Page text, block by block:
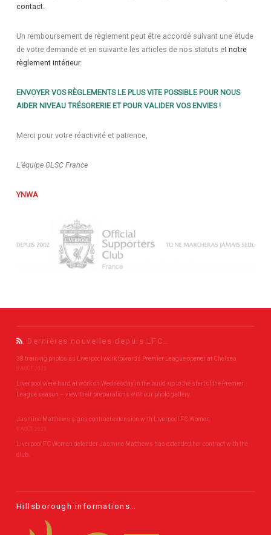
contact.
Un remboursement de règlement peut être accordé suivant une étude
de votre demande et en suivante les articles de nos statuts et notre
règlement intérieur.
ENVOYER VOS RÈGLEMENTS LE PLUS VITE POSSIBLE POUR NOUS
AIDER NIVEAU TRÉSORERIE ET POUR VALIDER VOS ENVIES !
Merci pour votre réactivité et patience,
L’équipe OLSC France
YNWA
Dernières nouvelles depuis LFC…
38 training photos as Liverpool work towards Premier League opener at Chelsea
9 AOÛT 2023
Liverpool were hard at work on Wednesday in the build-up to the start of the Premier
League season – view their preparations with our photo gallery.
Jasmine Matthews signs contract extension with Liverpool FC Women
9 AOÛT 2023
Liverpool FC Women defender Jasmine Matthews has extended her contract with the
club.
Hillsborough informations…